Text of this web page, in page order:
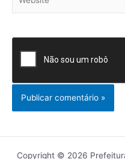
Copyright © 2026